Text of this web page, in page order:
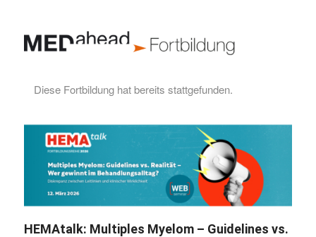
Diese Fortbildung hat bereits stattgefunden.
HEMAtalk: Multiples Myelom – Guidelines vs.